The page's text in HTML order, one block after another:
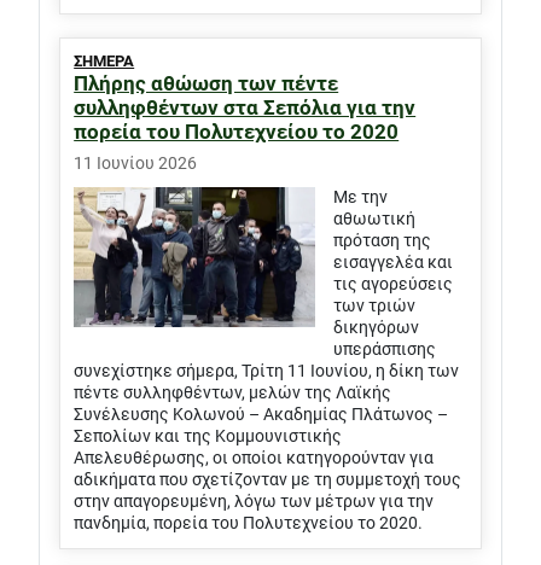
ΣΗΜΕΡΑ
Πλήρης αθώωση των πέντε
συλληφθέντων στα Σεπόλια για την
πορεία του Πολυτεχνείου το 2020
11 Ιουνίου 2026
Με την
αθωωτική
πρόταση της
εισαγγελέα και
τις αγορεύσεις
των τριών
δικηγόρων
υπεράσπισης
συνεχίστηκε σήμερα, Τρίτη 11 Ιουνίου, η δίκη των
πέντε συλληφθέντων, μελών της Λαϊκής
Συνέλευσης Κολωνού – Ακαδημίας Πλάτωνος –
Σεπολίων και της Κομμουνιστικής
Απελευθέρωσης, οι οποίοι κατηγορούνταν για
αδικήματα που σχετίζονταν με τη συμμετοχή τους
στην απαγορευμένη, λόγω των μέτρων για την
πανδημία, πορεία του Πολυτεχνείου το 2020.